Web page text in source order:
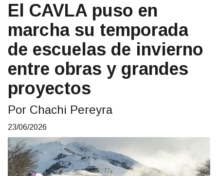
El CAVLA puso en
marcha su temporada
de escuelas de invierno
entre obras y grandes
proyectos
Por Chachi Pereyra
23/06/2026